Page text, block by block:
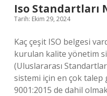
Iso Standartları
Tarih: Ekim 29, 2024
Kaç çeşit ISO belgesi
kurulan kalite yönetim
(Uluslararası
sistemi için en çok
9001:2015 de dahil